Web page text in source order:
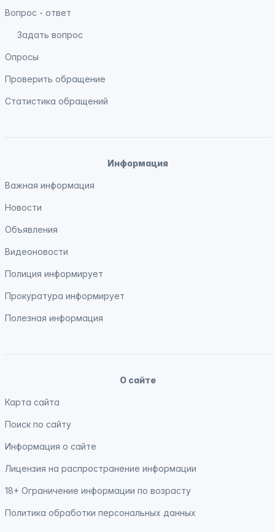
Вопрос - ответ
Задать вопрос
Опросы
Проверить обращение
Статистика обращений
Информация
Важная информация
Новости
Объявления
Видеоновости
Полиция информирует
Прокуратура информирует
Полезная информация
О сайте
Карта сайта
Поиск по сайту
Информация о сайте
Лицензия на распространение информации
18+ Ограничение информации по возрасту
Политика обработки персональных данных